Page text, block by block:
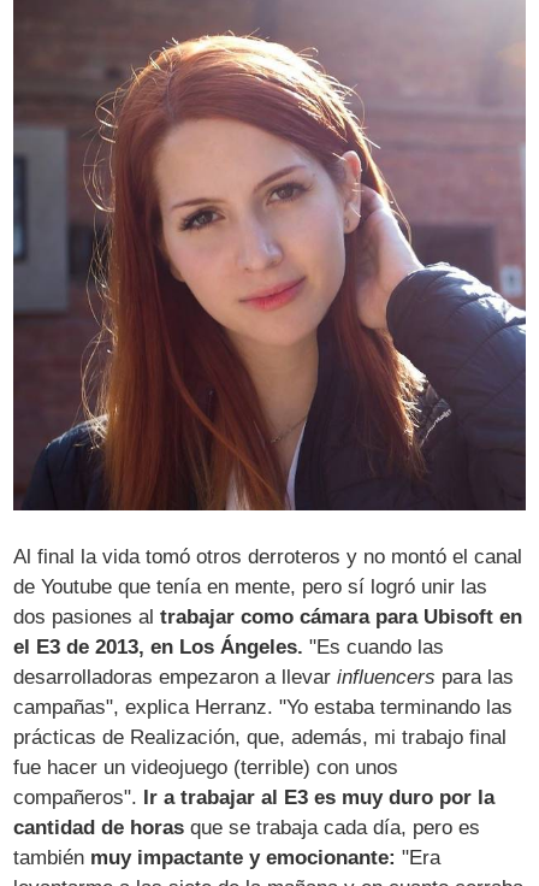
Al final la vida tomó otros derroteros y no montó el canal
de Youtube que tenía en mente, pero sí logró unir las
dos pasiones altrabajar como cámara para Ubisoft en
el E3 de 2013, en Los Ángeles. "Es cuando las
desarrolladoras empezaron a llevarinfluencers para las
campañas", explica Herranz. "Yo estaba terminando las
prácticas de Realización, que, además, mi trabajo final
fue hacer un videojuego (terrible) con unos
compañeros". Ir a trabajar al E3 es muy duro por la
cantidad de horas que se trabaja cada día, pero es
también muy impactante y emocionante:"Era